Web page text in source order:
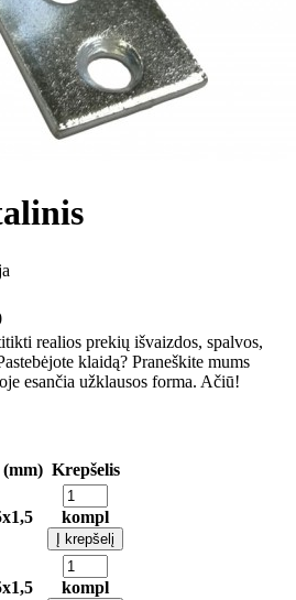
realios prekių išvaizdos, spalvos,
klaidą? Praneškite mums
esančia užklausos forma. Ačiū!
Krepšelis
kompl
Į krepšelį
kompl